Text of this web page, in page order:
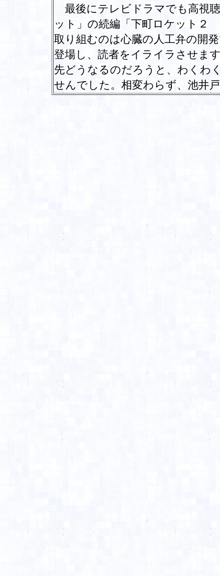
最後にテレビドラマでも高視
ット」の続編「下町ロケット２
取り組むのは心臓の人工弁の開
登場し、読者をイライラさせま
先どうなるのだろうと、わくわ
せんでした。相変わらず、池井